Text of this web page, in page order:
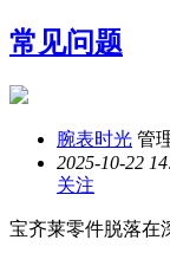
常见问题
腕表时光 管
2025-10-22
关注
宝齐莱零件脱落在